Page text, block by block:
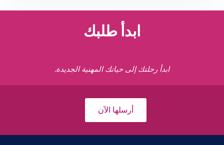
ابدأ طلبك
ابدأ رحلتك إلى حياتك المهنية الجديدة.
أرسلها الآن